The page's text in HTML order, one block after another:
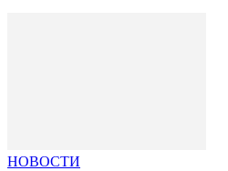
НОВОСТИ